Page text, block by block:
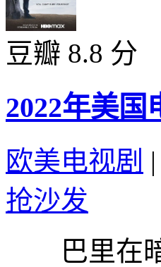
豆瓣 8.8 分
2022年美国
欧美电视剧 |
抢沙发
巴里在暗